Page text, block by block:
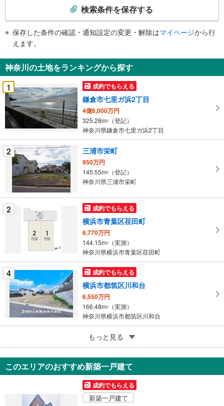
知
を
受
け
取
る
・
条
件
を
ー
ジ
る
検索条件を保存する
保存した条件の確認・通知設定の変更・解除はマイページから行
えます。
神奈川の土地をランキングから探す
1
成約でもらえる
鎌倉市七里ガ浜2丁目
4億6,000万円
325.28m2
（登記）
神奈川県鎌倉市七里ガ浜2丁目
2 三浦市栄町
950万円
145.55m2
（登記）
神奈川県三浦市栄町
2 成約でもらえる
横浜市青葉区荏田町
6,770万円
144.15m2
（実測）
神奈川県横浜市青葉区荏田町
4 成約でもらえる
横浜市都筑区川和台
6,550万円
166.48m2
（実測）
神奈川県横浜市都筑区川和台
成約でもらえる
大和市下鶴間
3,780万円
191.62m
（登記）
神奈川県大和市下鶴間
もっと見る
このエリアのおすすめ新築一戸建て
成約でもらえる
新築一戸建て